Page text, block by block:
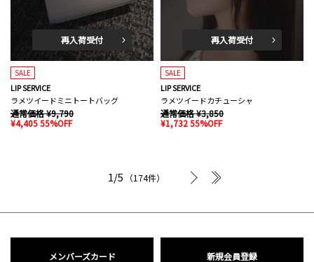
再入荷受付
SALE
LIP SERVICE
ラメツイードミニトートバッグ
通常価格 ¥9,790
¥4,405 55%OFF
再入荷受付
SALE
LIP SERVICE
ラメツイードカチューシャ
通常価格 ¥3,850
¥1,732 55%OFF
1/5 （174件）
次へ
メンバーズカード 新規会員登録